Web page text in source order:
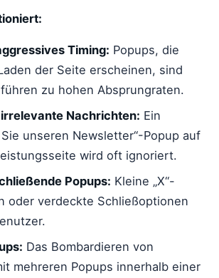
Timing: Popups, die
der Seite erscheinen, sind
zu hohen Absprungraten.
Nachrichten: Ein
unseren Newsletter“-Popup auf
wird oft ignoriert.
Popups: Kleine „X“-
oder verdeckte Schließoptionen
Das Bombardieren von
mehreren Popups innerhalb einer